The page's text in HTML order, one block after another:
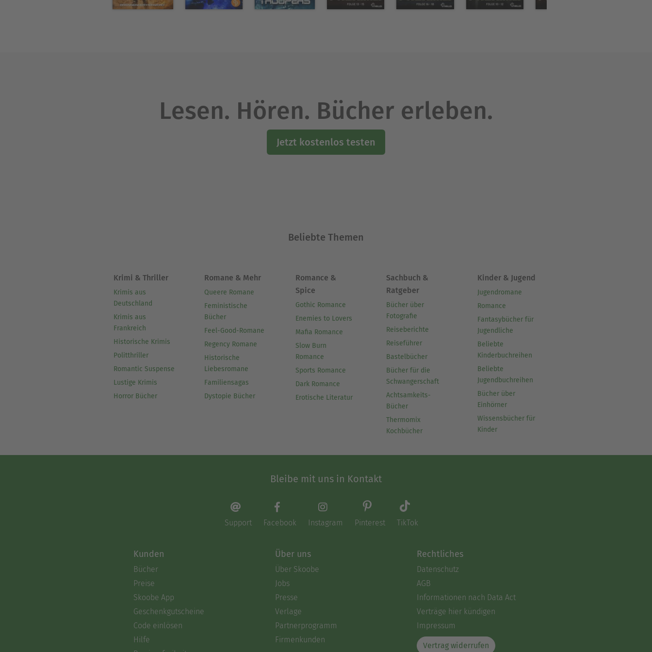
Lesen. Hören. Bücher erleben.
Jetzt kostenlos testen
Beliebte Themen
Krimi & Thriller
Krimis aus
Deutschland
Krimis aus
Frankreich
Historische Krimis
Politthriller
Romantic Suspense
Lustige Krimis
Horror Bücher
Romane & Mehr
Queere Romane
Feministische
Bücher
Feel-Good-Romane
Regency Romane
Historische
Liebesromane
Familiensagas
Dystopie Bücher
Romance &
Spice
Gothic Romance
Enemies to Lovers
Mafia Romance
Slow Burn
Romance
Sports Romance
Dark Romance
Erotische Literatur
Sachbuch &
Ratgeber
Bücher über
Fotografie
Reiseberichte
Reiseführer
Bastelbücher
Bücher für die
Schwangerschaft
Achtsamkeits-
Bücher
Thermomix
Kochbücher
Kinder & Jugend
Jugendromane
Romance
Fantasybücher für
Jugendliche
Beliebte
Kinderbuchreihen
Beliebte
Jugendbuchreihen
Bücher über
Einhörner
Wissensbücher für
Kinder
Bleibe mit uns in Kontakt
Support Facebook Instagram Pinterest TikTok
Kunden
Bücher
Preise
Skoobe App
Geschenkgutscheine
Code einlösen
Hilfe
Über uns
Über Skoobe
Jobs
Presse
Verlage
Partnerprogramm
Firmenkunden
Rechtliches
Datenschutz
AGB
Informationen nach Data Act
Verträge hier kündigen
Impressum
Vertrag widerrufen